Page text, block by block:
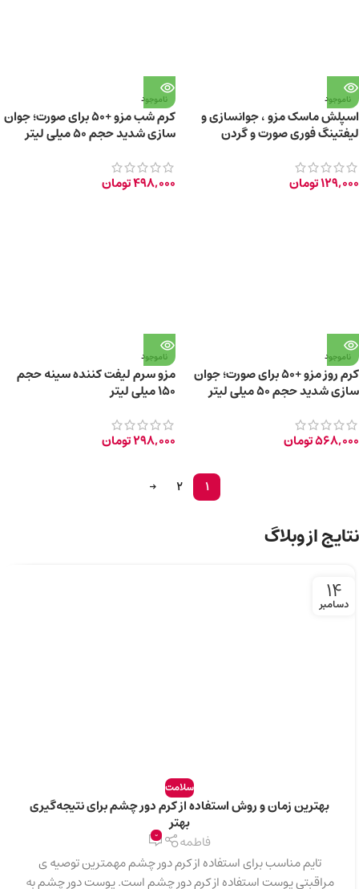
ناموجود
اسپلش ماسک مزو ، جوانسازی و
لیفتینگ فوری صورت و گردن
129,000تومان
ناموجود
کرم شب مزو +50 برای صورت؛ جوان
سازی شدید حجم 50 میلی لیتر
498,000تومان
ناموجود
کرم روز مزو +50 برای صورت؛ جوان
سازی شدید حجم 50 میلی لیتر
568,000تومان
ناموجود
مزو سرم لیفت کننده سینه حجم
۱۵۰ میلی لیتر
298,000تومان
1
2
→
نتایج از وبلاگ
14
دسامبر
سلامت
بهترین زمان و روش استفاده از کرم دور چشم برای نتیجه‌گیری
بهتر
فاطمه
0
تایم مناسب برای استفاده از کرم دور چشم مهمترین توصیه‌ ی
مراقبتی پوست استفاده از کرم دور چشم است. پوست دور چشم به